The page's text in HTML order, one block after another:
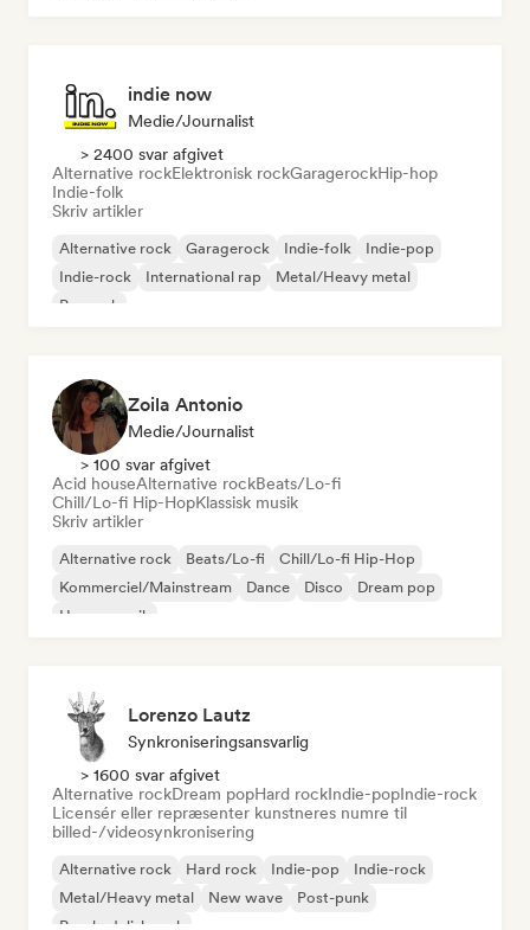
indie now
Medie/journalist
> 2400 svar afgivet
Alternative rockElektronisk rockGaragerockHip-hop
Indie-folk
Skriv artikler
Alternative rock Garagerock Indie-folk
Indie-pop
Indie-rock
International rap
Metal/Heavy metal
Poprock
Zoila Antonio
Medie/journalist
> 100 svar afgivet
Acid houseAlternative rockBeats/Lo-fi
Chill/Lo-fi Hip-HopKlassisk musik
Skriv artikler
Alternative rock Beats/Lo-fi
Chill/Lo-fi Hip-Hop
Kommerciel/Mainstream
Dance Disco
Dream pop
House-musik
Lorenzo Lautz
Synkroniseringsansvarlig
> 1600 svar afgivet
Alternative rockDream popHard rockIndie-popIndie-rock
Licensér eller repræsenter kunstneres numre til
billed-/videosynkronisering
Alternative rock Hard rock Indie-pop
Indie-rock
Metal/Heavy metal
New wave
Post-punk
Psychedelisk rock